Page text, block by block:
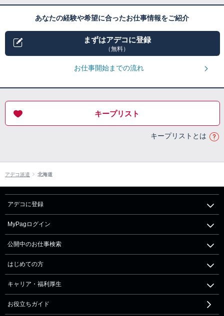
あなたの経験や希望に合ったお仕事情報をご紹介
まずはアデコに登録
（無料）
お仕事開始までの流れ
キープリスト
キープリストとは
アデコ派遣 北海道
アデコに登録
MyPagログイン
公開中のお仕事検索
はじめての方
キャリア・福利厚生
お役立ちガイド